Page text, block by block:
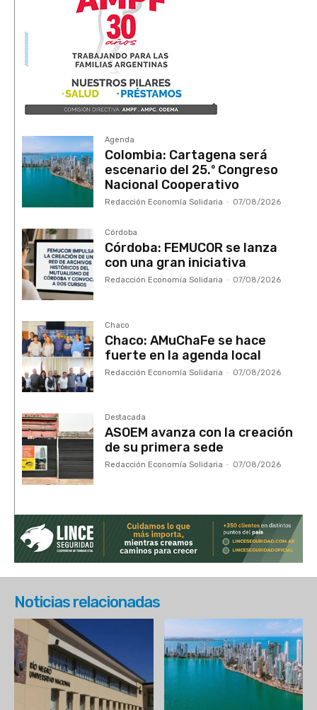
Agenda
Colombia: Cartagena será
escenario del 25.º Congreso
Nacional Cooperativo
Redacción Economía Solidaria - 07/08/2026
Córdoba
Córdoba: FEMUCOR se lanza
con una gran iniciativa
Redacción Economía Solidaria - 07/08/2026
Chaco
Chaco: AMuChaFe se hace
fuerte en la agenda local
Redacción Economía Solidaria - 07/08/2026
Destacada
ASOEM avanza con la creación
de su primera sede
Redacción Economía Solidaria - 07/08/2026
Noticias relacionadas